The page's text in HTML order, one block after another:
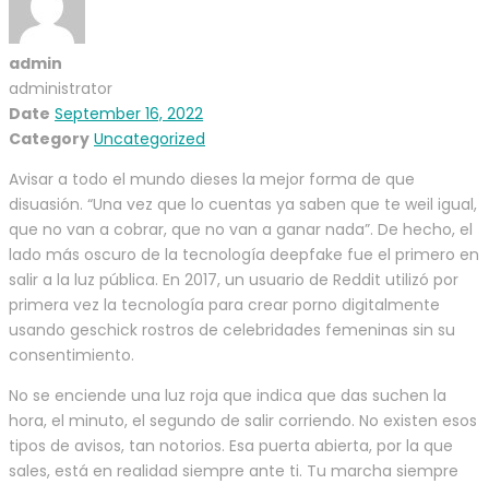
admin
administrator
Date September 16, 2022
Category Uncategorized
Avisar a todo el mundo dieses la mejor forma de que
disuasión. “Una vez que lo cuentas ya saben que te weil igual,
que no van a cobrar, que no van a ganar nada”. De hecho, el
lado más oscuro de la tecnología deepfake fue el primero en
salir a la luz pública. En 2017, un usuario de Reddit utilizó por
primera vez la tecnología para crear porno digitalmente
usando geschick rostros de celebridades femeninas sin su
consentimiento.
No se enciende una luz roja que indica que das suchen la
hora, el minuto, el segundo de salir corriendo. No existen esos
tipos de avisos, tan notorios. Esa puerta abierta, por la que
sales, está en realidad siempre ante ti. Tu marcha siempre